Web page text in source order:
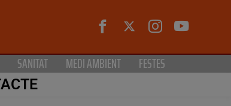
SANITAT MEDI AMBIENT FESTES